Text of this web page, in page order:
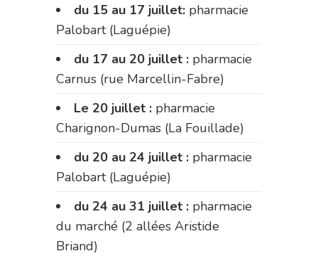
du 15 au 17 juillet: pharmacie
Palobart (Laguépie)
du 17 au 20 juillet : pharmacie
Carnus (rue Marcellin-Fabre)
Le 20 juillet : pharmacie
Charignon-Dumas (La Fouillade)
du 20 au 24 juillet : pharmacie
Palobart (Laguépie)
du 24 au 31 juillet : pharmacie
du marché (2 allées Aristide
Briand)